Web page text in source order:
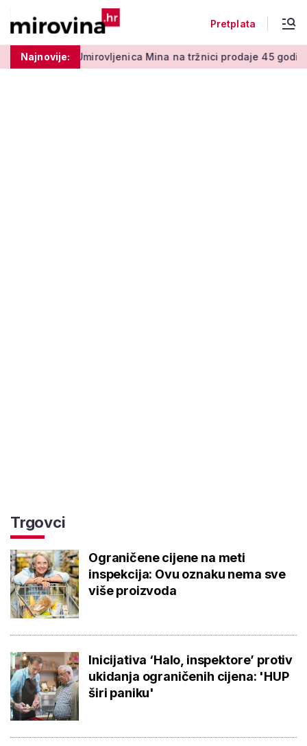
Pretplata
Najnovije:
centi Umirovljenica Mina na tržnici prodaje 45 godina:
Trgovci
Ograničene cijene na meti
inspekcija: Ovu oznaku nema sve
više proizvoda
Inicijativa ‘Halo, inspektore’ protiv
ukidanja ograničenih cijena: 'HUP
širi paniku'